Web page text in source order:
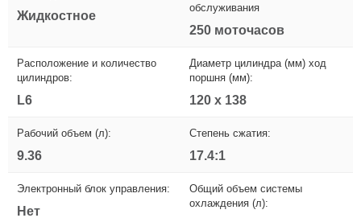
Жидкостное
обслуживания
250 моточасов
Расположение и количество
цилиндров:
L6
Диаметр цилиндра (мм) ход
поршня (мм):
120 x 138
Рабочий объем (л):
9.36
Степень сжатия:
17.4:1
Электронный блок управления:
Нет
Общий объем системы
охлаждения (л):